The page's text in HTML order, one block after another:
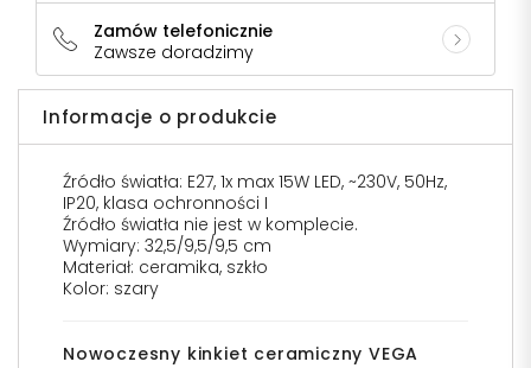
Zamów telefonicznie
Zawsze doradzimy
Informacje o produkcie
Źródło światła: E27, 1x max 15W LED, ~230V, 50Hz,
IP20, klasa ochronności I
Źródło światła nie jest w komplecie.
Wymiary: 32,5/9,5/9,5 cm
Materiał: ceramika, szkło
Kolor: szary
Nowoczesny kinkiet ceramiczny VEGA